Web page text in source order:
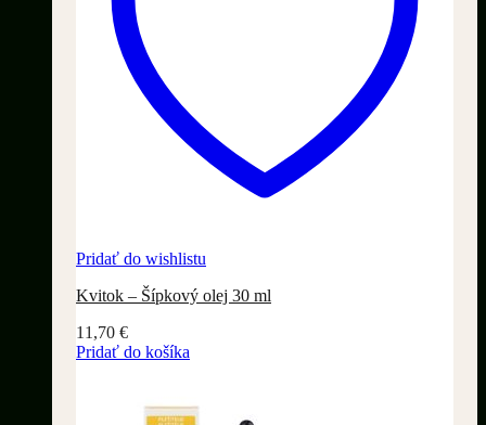
Pridať do wishlistu
Kvitok – Šípkový olej 30 ml
11,70 €
Pridať do košíka